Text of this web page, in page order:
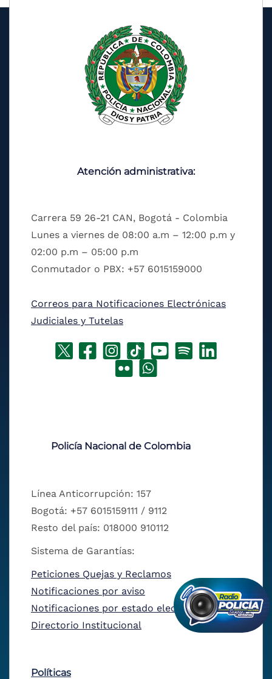
Atención administrativa:
Carrera 59 26-21 CAN, Bogotá - Colombia
Lunes a viernes de 08:00 a.m – 12:00 p.m y
02:00 p.m – 05:00 p.m
Conmutador o PBX: +57 6015159000
Correos para Notificaciones Electrónicas
Judiciales y Tutelas
Policía Nacional de Colombia
Línea Anticorrupción: 157
Bogotá: +57 6015159111 / 9112
Resto del país: 018000 910112
Sistema de Garantías:
Peticiones Quejas y Reclamos
Notificaciones por aviso
Notificaciones por estado electrónico
Directorio Institucional
Políticas